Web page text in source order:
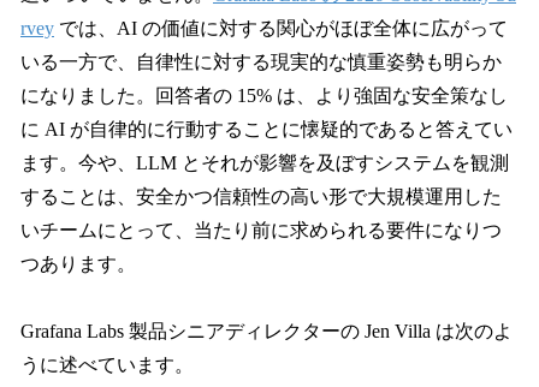
rvey では、AI の価値に対する関心がほぼ全体に広がって
いる一方で、自律性に対する現実的な慎重姿勢も明らか
になりました。回答者の 15% は、より強固な安全策なし
に AI が自律的に行動することに懐疑的であると答えてい
ます。今や、LLM とそれが影響を及ぼすシステムを観測
することは、安全かつ信頼性の高い形で大規模運用した
いチームにとって、当たり前に求められる要件になりつ
つあります。
Grafana Labs 製品シニアディレクターの Jen Villa は次のよ
うに述べています。